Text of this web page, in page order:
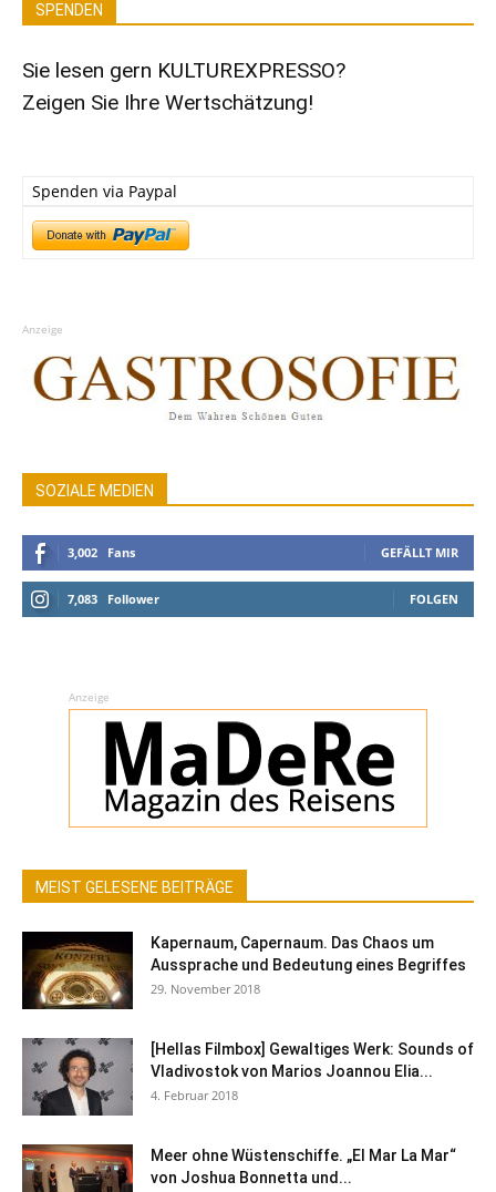
SPENDEN
Sie lesen gern KULTUREXPRESSO?
Zeigen Sie Ihre Wertschätzung!
Spenden via Paypal
Anzeige
SOZIALE MEDIEN
3,002 Fans GEFÄLLT MIR
7,083 Follower FOLGEN
Anzeige
MEIST GELESENE BEITRÄGE
Kapernaum, Capernaum. Das Chaos um
Aussprache und Bedeutung eines Begriffes
29. November 2018
[Hellas Filmbox] Gewaltiges Werk: Sounds of
Vladivostok von Marios Joannou Elia...
4. Februar 2018
Meer ohne Wüstenschiffe. „El Mar La Mar“
von Joshua Bonnetta und...